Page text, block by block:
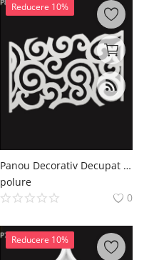
Reducere 10%
Panou Decorativ Decupat din Poliuretan 71x100 cm
polure
0
Reducere 10%